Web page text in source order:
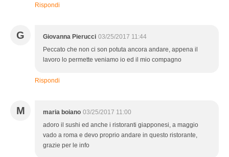
Rispondi
G Giovanna Pierucci 03/25/2017 11:44
Peccato che non ci son potuta ancora andare, appena il
lavoro lo permette veniamo io ed il mio compagno
Rispondi
M maria boiano 03/25/2017 11:00
adoro il sushi ed anche i ristoranti giapponesi, a maggio
vado a roma e devo proprio andare in questo ristorante,
grazie per le info